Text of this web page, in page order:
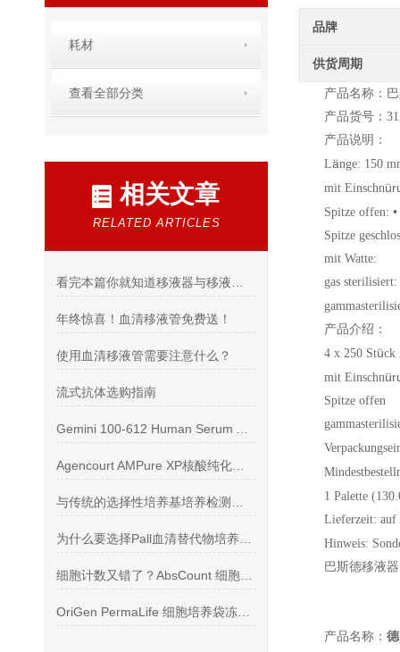
耗材
查看全部分类
相关文章
RELATED ARTICLES
年终惊喜！血清移液管免费送！
使用血清移液管需要注意什么？
流式抗体选购指南
品牌
供货周期
产品名称：
产品货号：
产品说明：
Länge: 150
mit Einschnü
Spitze offen: •
Spitze
mit Watte:
gas sterilisiert:
产品介绍：
4 x 250 Stück
mit Einschnü
Spitze offen
1 Palette
Lieferzeit: auf
Hinweis:
巴斯德移液
产品名称：